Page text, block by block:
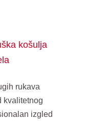
košulja
rukava
kvalitetnog
izgled